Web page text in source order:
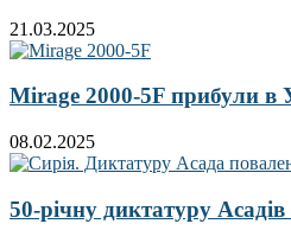
21.03.2025
Mirage 2000-5F прибули в
08.02.2025
50-річну диктатуру